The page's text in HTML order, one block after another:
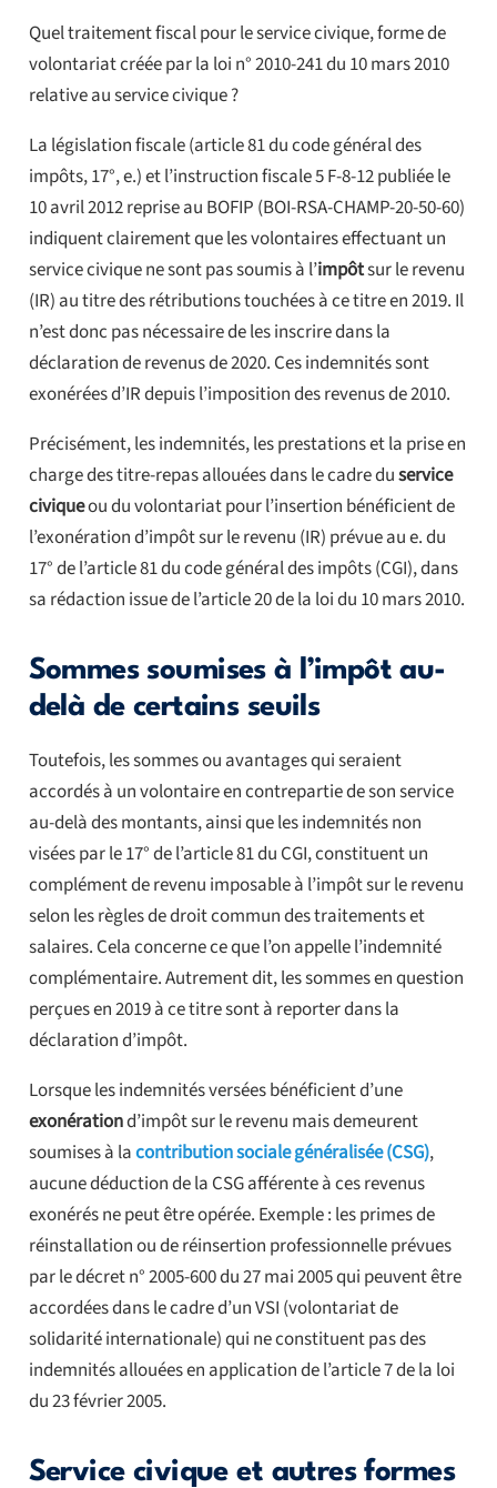
Quel traitement fiscal pour le service civique, forme de
volontariat créée par la loi n° 2010-241 du 10 mars 2010
relative au service civique ?
La législation fiscale (article 81 du code général des
impôts, 17°, e.) et l’instruction fiscale 5 F-8-12 publiée le
10 avril 2012 reprise au BOFIP (BOI-RSA-CHAMP-20-50-60)
indiquent clairement que les volontaires effectuant un
service civique ne sont pas soumis à l’impôtsur le revenu
(IR) au titre des rétributions touchées à ce titre en 2019. Il
n’est donc pas nécessaire de les inscrire dans la
déclaration de revenus de 2020. Ces indemnités sont
exonérées d’IR depuis l’imposition des revenus de 2010.
Précisément, les indemnités, les prestations et la prise en
charge des titre-repas allouées dans le cadre duservice
civiqueou du volontariat pour l’insertion bénéficient de
l’exonération d’impôt sur le revenu (IR) prévue au e. du
17° de l’article 81 du code général des impôts (CGI), dans
sa rédaction issue de l’article 20 de la loi du 10 mars 2010.
Sommes soumises à l’impôt au-
delà de certains seuils
Toutefois, les sommes ou avantages qui seraient
accordés à un volontaire en contrepartie de son service
au-delà des montants, ainsi que les indemnités non
visées par le 17° de l’article 81 du CGI, constituent un
complément de revenu imposable à l’impôt sur le revenu
selon les règles de droit commun des traitements et
salaires. Cela concerne ce que l’on appelle l’indemnité
complémentaire. Autrement dit, les sommes en question
perçues en 2019 à ce titre sont à reporter dans la
déclaration d’impôt.
Lorsque les indemnités versées bénéficient d’une
exonérationd’impôt sur le revenu mais demeurent
soumises à lacontribution sociale généralisée (CSG),
aucune déduction de la CSG afférente à ces revenus
exonérés ne peut être opérée. Exemple : les primes de
réinstallation ou de réinsertion professionnelle prévues
par le décret n° 2005-600 du 27 mai 2005 qui peuvent être
accordées dans le cadre d’un VSI (volontariat de
solidarité internationale) qui ne constituent pas des
indemnités allouées en application de l’article 7 de la loi
du 23 février 2005.
Service civique et autres formes